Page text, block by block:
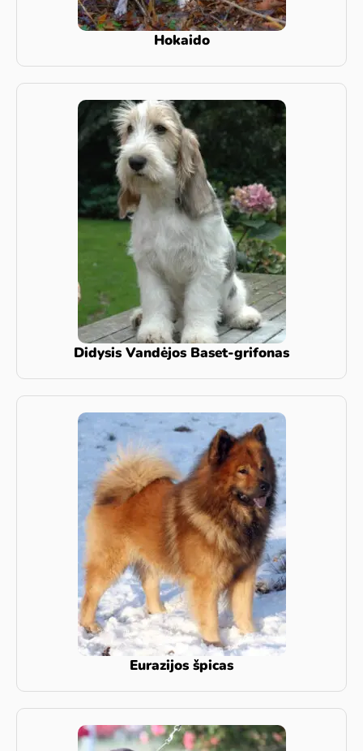
Hokaido
Didysis Vandėjos Baset-grifonas
Eurazijos špicas